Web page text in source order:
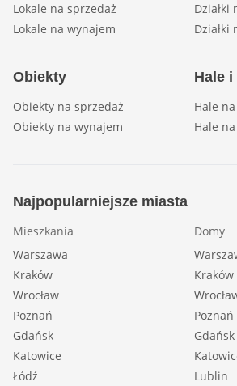
Lokale na sprzedaż
Lokale na wynajem
Działki
Działki
Obiekty
Obiekty na sprzedaż
Obiekty na wynajem
Hale
Hale
Hale
Najpopularniejsze miasta
Mieszkania
Warszawa
Kraków
Wrocław
Poznań
Gdańsk
Katowice
Łódź
Domy
Kraków
Poznań
Gdańsk
Lublin